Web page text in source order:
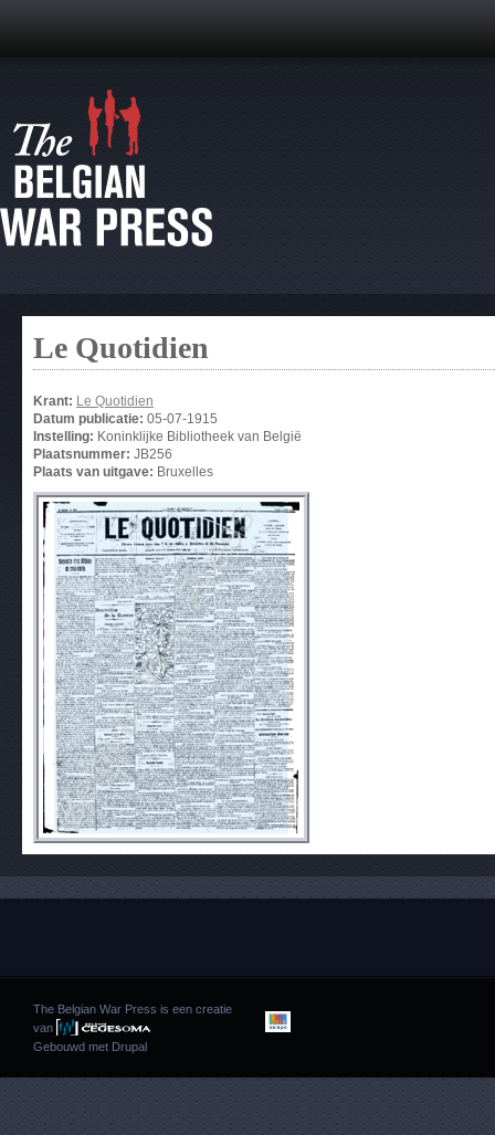
Le Quotidien
Krant: Le Quotidien
Datum publicatie: 05-07-1915
Instelling: Koninklijke Bibliotheek van België
Plaatsnummer: JB256
Plaats van uitgave: Bruxelles
The Belgian War Press is een creatie
van
Gebouwd met Drupal